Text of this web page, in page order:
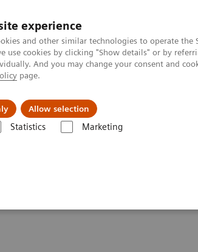
experience
and other similar technologies to operate
use cookies by clicking "Show details" or by
And you may change your consent and
page.
Allow selection
Statistics Marketing
& Accompagnement